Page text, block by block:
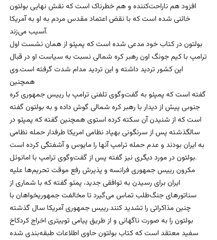
افزود هم ناراحت‌کننده و هم خطرناک است که نقش نهایی بولتون
خائنی شده است که با نقض اعتماد مقدس مردم به او به آمریکا
آسیب می‌زند.
بولتون در کتاب خود مدعی شده است که پمپئو از همان نشست اول
ترامپ با کیم جونگ اون رهبر کره شمالی نسبت به سیاست او در قبال
این کشور تردید داشته و این تردید مدام شدت گرفته است.وی
همچنین
گفته است که پمپئو به گفت‌وگوی تلفنی ترامپ با رییس جمهوری کره
جنوبی پیش از دیدار با رهبر کره شمالی گوش داده و به بولتون گفته
است که از شنیدن آن سکته کرده استوی همچنین گفته که پمپئو در
سالگذشته پس از سرنگونی بهپاد نظامی امریکا طرفدار حمله نظامی
به ایران بودند و عدم حمله ترامپ آنها را مایوس و آشفتگی کرده است
.بولتون در مورد دیگری نیز گفته پس از گفت‌وگوی ترامپ با امانوئل
مکرون رییس جمهوری فرانسه و پذیرش رفع موقت تحریم‌ها علیه
ایران برای رسیدن به توافقی جدید، پمئو گفته که با شماری از
سناتورهای جنگ‌طلب تماس می‌گیرد تا مخالفت جمهوریخواهان با
چنین مذاکراتی را تشدید کنند.رییس جمهوری آمریکا سال گذشته
بولتون را به صورت ناگهانی و از طریق پیامی توییتری اخراج کردکاخ
سفید معتقد است که کتاب بولتون حاوی اطلاعات طبقه‌بندی شده